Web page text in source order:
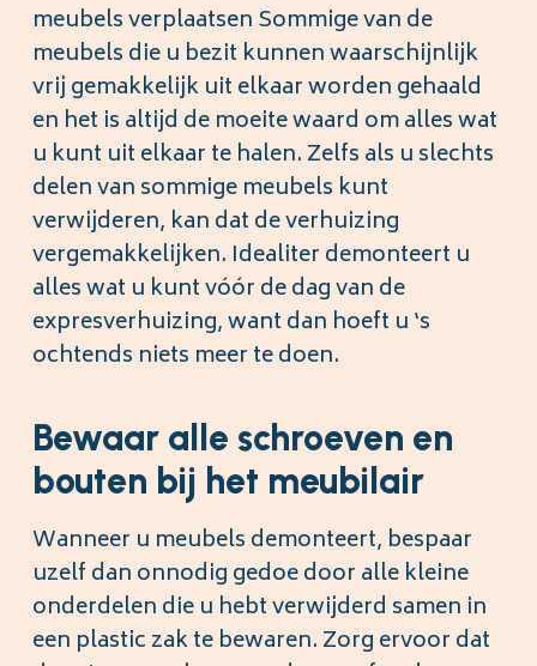
meubels verplaatsen Sommige van de
meubels die u bezit kunnen waarschijnlijk
vrij gemakkelijk uit elkaar worden gehaald
en het is altijd de moeite waard om alles wat
u kunt uit elkaar te halen. Zelfs als u slechts
delen van sommige meubels kunt
verwijderen, kan dat de verhuizing
vergemakkelijken. Idealiter demonteert u
alles wat u kunt vóór de dag van de
expresverhuizing, want dan hoeft u ‘s
ochtends niets meer te doen.
Bewaar alle schroeven en
bouten bij het meubilair
Wanneer u meubels demonteert, bespaar
uzelf dan onnodig gedoe door alle kleine
onderdelen die u hebt verwijderd samen in
een plastic zak te bewaren. Zorg ervoor dat